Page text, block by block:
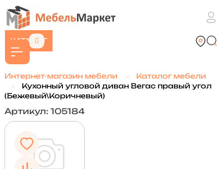
КАТАЛОГ
Интернет-магазин мебели
Каталог мебели
Кухонный угловой диван Вегас правый угол
(Бежевый\Коричневый)
Артикул: 105184